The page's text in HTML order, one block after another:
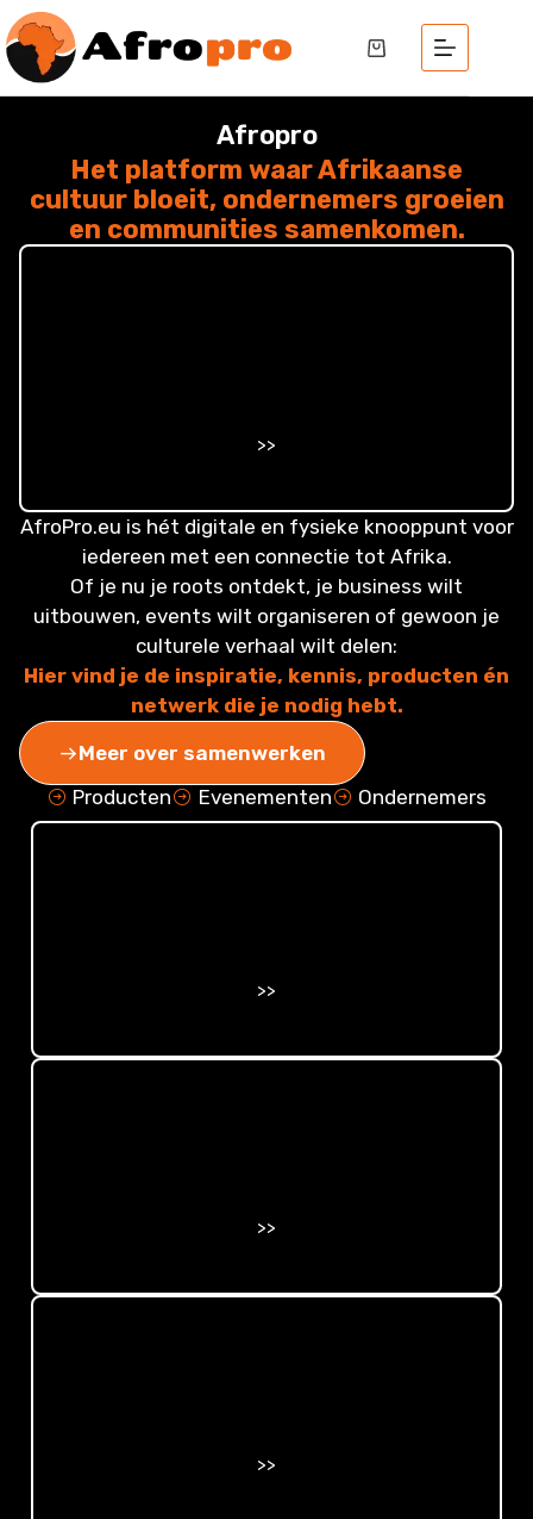
Afropro
Het platform waar Afrikaanse
cultuur bloeit, ondernemers groeien
en communities samenkomen.
>>
AfroPro.eu is hét digitale en fysieke knooppunt voor
iedereen met een connectie tot Afrika.
Of je nu je roots ontdekt, je business wilt
uitbouwen, events wilt organiseren of gewoon je
culturele verhaal wilt delen:
Hier vind je de inspiratie, kennis, producten én
netwerk die je nodig hebt.
Meer over samenwerken
Producten
Evenementen Ondernemers
>>
>>
>>